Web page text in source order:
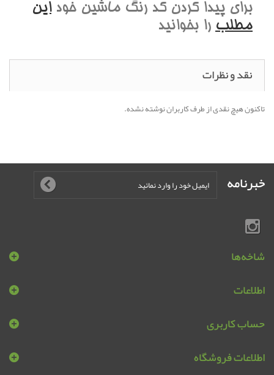
براي پيدا کردن کد رنگ ماشين خوداين
مطلب را بخوانيد
نقد و نظرات
تاکنون هیچ نقدی از طرف کاربران نوشته نشده.
خبرنامه
شاخه‌ها
اطلاعات
حساب کاربری
اطلاعات فروشگاه